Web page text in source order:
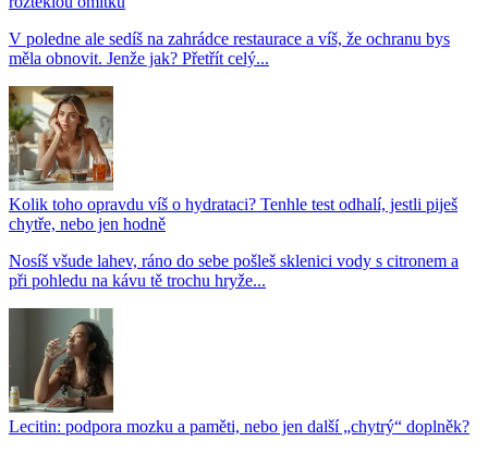
V poledne ale sedíš na zahrádce restaurace a víš, že ochranu bys
měla obnovit. Jenže jak? Přetřít celý...
Kolik toho opravdu víš o hydrataci? Tenhle test odhalí, jestli piješ
chytře, nebo jen hodně
Nosíš všude lahev, ráno do sebe pošleš sklenici vody s citronem a
při pohledu na kávu tě trochu hryže...
Lecitin: podpora mozku a paměti, nebo jen další „chytrý“ doplněk?